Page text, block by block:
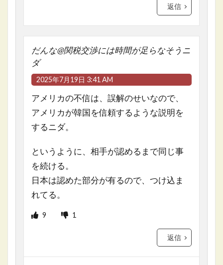
返信
だんな@関税交渉には時間が足らなそうニ
ダ
2025年7月19日 3:41 AM
アメリカの不信は、誤解のせいなので、
アメリカが韓国を信頼するような説明を
するニダ。
というように、相手が認めるまで同じ事
を続ける。
日本は認めた部分が有るので、つけ込ま
れてる。
9 1
返信